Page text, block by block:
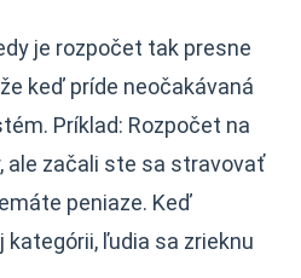
je rozpočet tak presne
keď príde neočakávaná
Príklad: Rozpočet na
ale začali ste sa stravovať
peniaze. Keď
kategórii, ľudia sa zrieknu